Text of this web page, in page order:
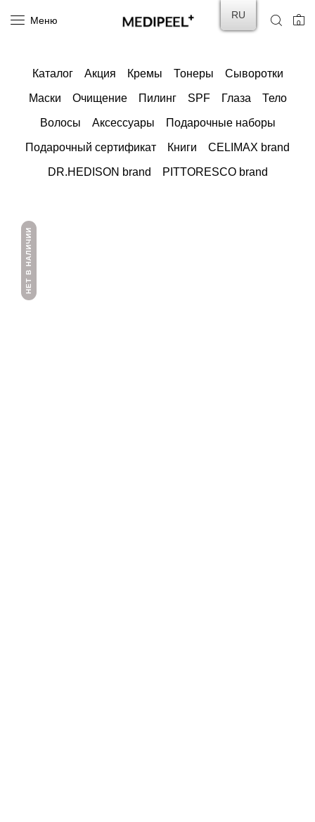
Меню 0
Каталог Акция Кремы Тонеры Сыворотки
Маски Очищение Пилинг SPF Глаза Тело
Волосы Аксессуары Подарочные наборы
Подарочный сертификат Книги CELIMAX brand
DR.HEDISON brand PITTORESCO brand
НЕТ В НАЛИЧИИ
RU